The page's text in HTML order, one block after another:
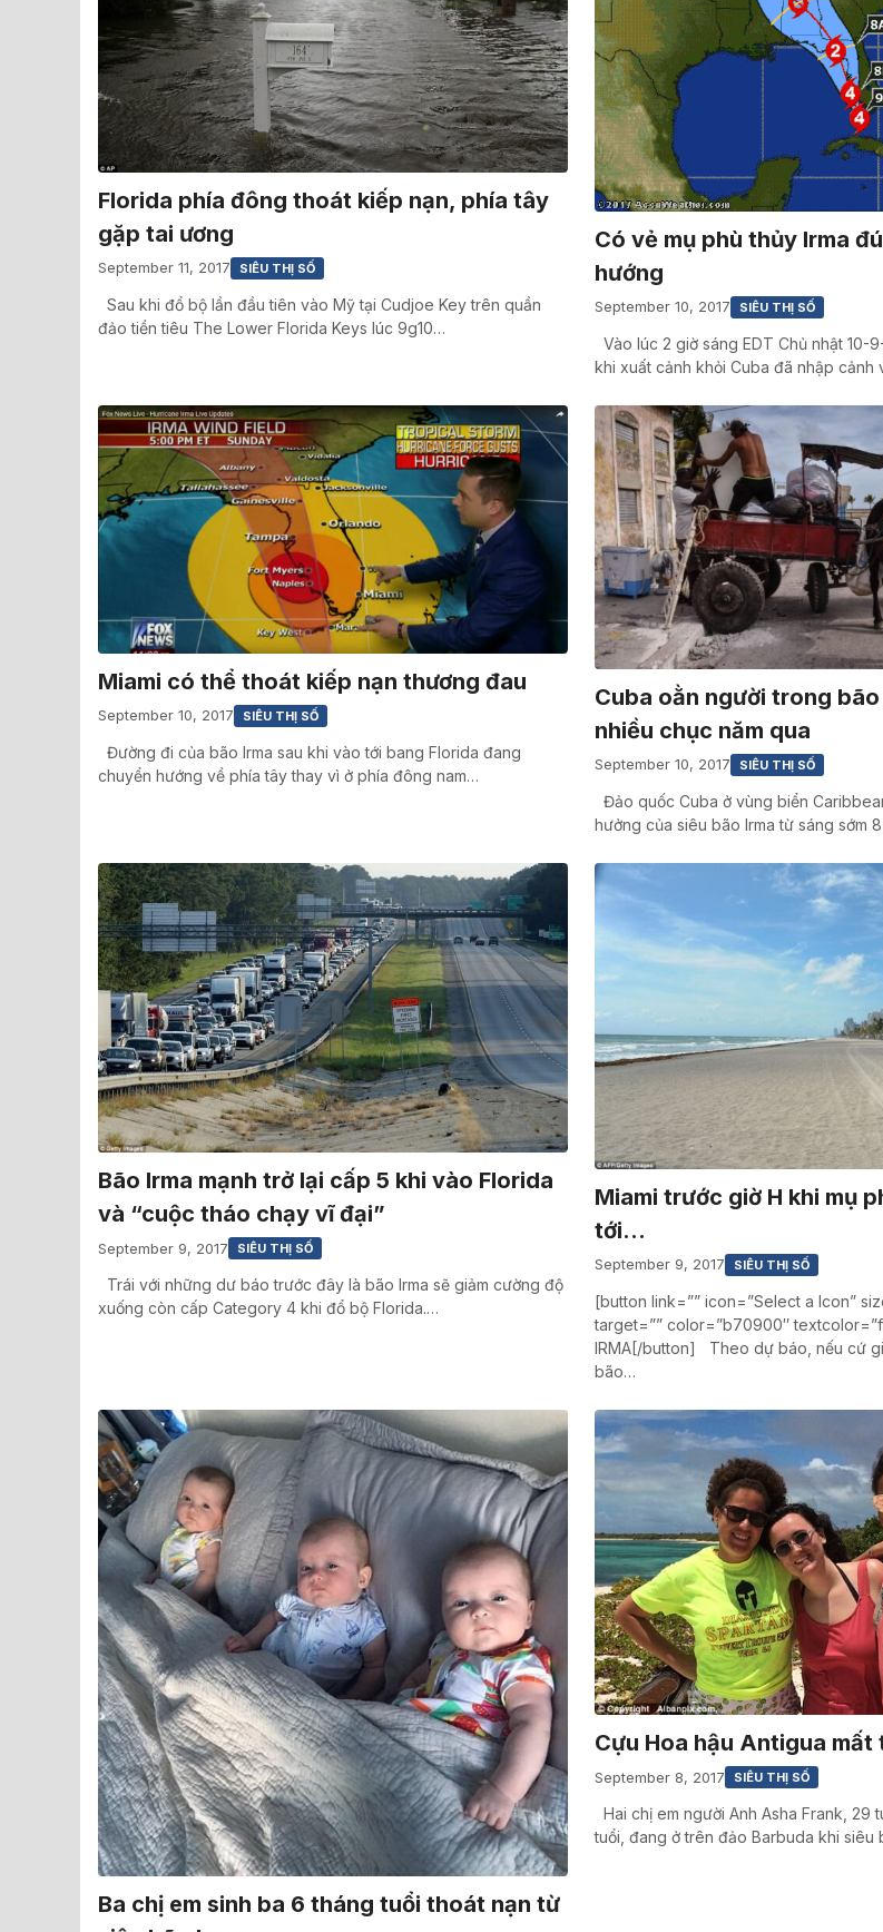
Florida phía đông thoát kiếp nạn, phía tây
gặp tai ương
September 11, 2017 SIÊU THỊ SỐ
Sau khi đổ bộ lần đầu tiên vào Mỹ tại Cudjoe Key trên quần
đảo tiền tiêu The Lower Florida Keys lúc 9g10…
Có vẻ mụ phù thủy Irma
hướng
September 10, 2017 SIÊU THỊ SỐ
Vào lúc 2 giờ sáng EDT Chủ nhật 10-
khi xuất cảnh khỏi Cuba đã nhập cảnh
Miami có thể thoát kiếp nạn thương đau
September 10, 2017 SIÊU THỊ SỐ
Đường đi của bão Irma sau khi vào tới bang Florida đang
chuyển hướng về phía tây thay vì ở phía đông nam…
Cuba oằn người trong
nhiều chục năm qua
September 10, 2017 SIÊU THỊ SỐ
Đảo quốc Cuba ở vùng biển
hưởng của siêu bão Irma từ sáng sớm
Bão Irma mạnh trở lại cấp 5 khi vào Florida
và “cuộc tháo chạy vĩ đại”
September 9, 2017 SIÊU THỊ SỐ
Trái với những dư báo trước đây là bão Irma sẽ giảm cường độ
xuống còn cấp Category 4 khi đổ bộ Florida.…
Miami trước giờ H khi mụ
tới…
September 9, 2017 SIÊU THỊ SỐ
[button link=”” icon=”Select a Icon”
target=”” color=”b70900″
IRMA[/button] Theo dự báo, nếu cứ
bão…
Ba chị em sinh ba 6 tháng tuổi thoát nạn từ
Cựu Hoa hậu Antigua mất
September 8, 2017 SIÊU THỊ SỐ
Hai chị em người Anh Asha Frank, 29
tuổi, đang ở trên đảo Barbuda khi siêu